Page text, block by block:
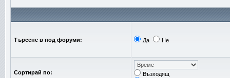
Търсене в под форуми: Да Не
Сортирай по:
Възходящ